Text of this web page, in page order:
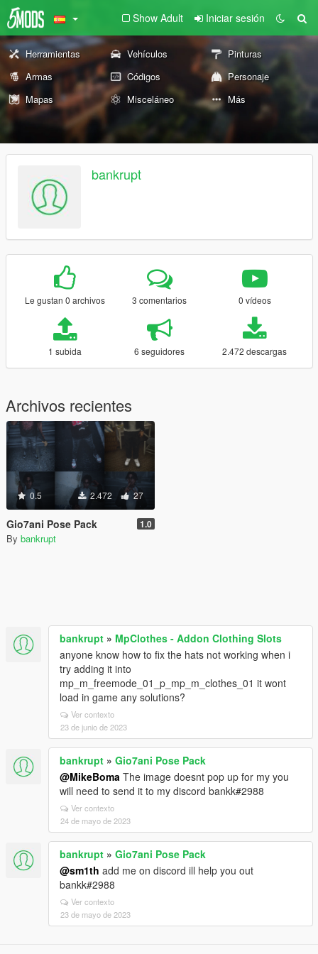
Show Adult Iniciar sesión
Herramientas Vehículos
Pinturas
Armas
Códigos
Personaje
Mapas
Misceláneo Más
bankrupt
Le gustan 0 archivos 3 comentarios 0 vídeos
1 subida 6 seguidores 2.472 descargas
Archivos recientes
0.5 2.472 27
Gio7ani Pose Pack 1.0
By bankrupt
bankrupt » MpClothes - Addon Clothing Slots
anyone know how to fix the hats not working when i
try adding it into
mp_m_freemode_01_p_mp_m_clothes_01 it wont
load in game any solutions?
Ver contexto
23 de junio de 2023
bankrupt » Gio7ani Pose Pack
@MikeBoma The image doesnt pop up for my you
will need to send it to my discord bankk#2988
Ver contexto
24 de mayo de 2023
bankrupt » Gio7ani Pose Pack
@sm1th add me on discord ill help you out
bankk#2988
Ver contexto
23 de mayo de 2023